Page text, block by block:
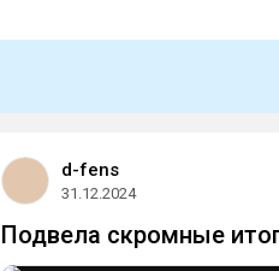
d-fens
31.12.2024
Подвела скромные